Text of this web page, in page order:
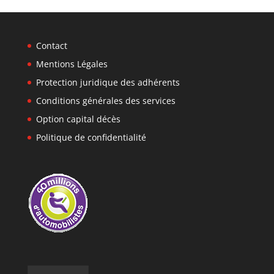
Contact
Mentions Légales
Protection juridique des adhérents
Conditions générales des services
Option capital décès
Politique de confidentialité